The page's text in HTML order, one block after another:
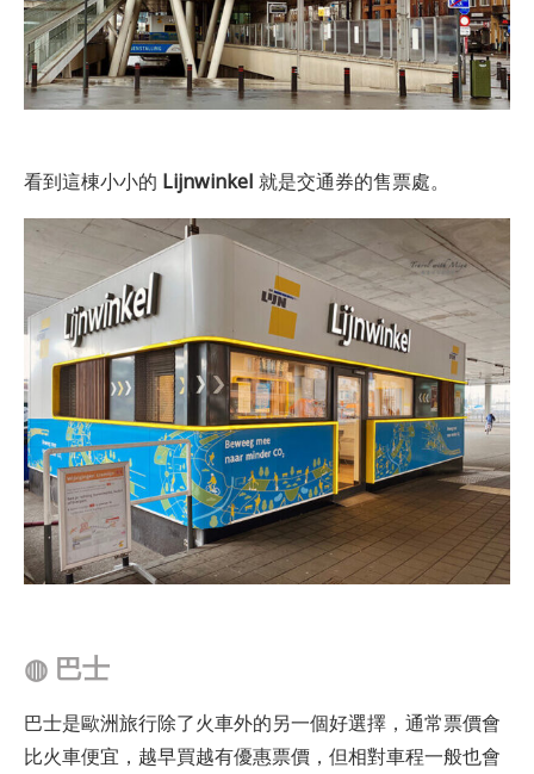
看到這棟小小的 Lijnwinkel 就是交通券的售票處。
◍ 巴士
巴士是歐洲旅行除了火車外的另一個好選擇，通常票價會
比火車便宜，越早買越有優惠票價，但相對車程一般也會